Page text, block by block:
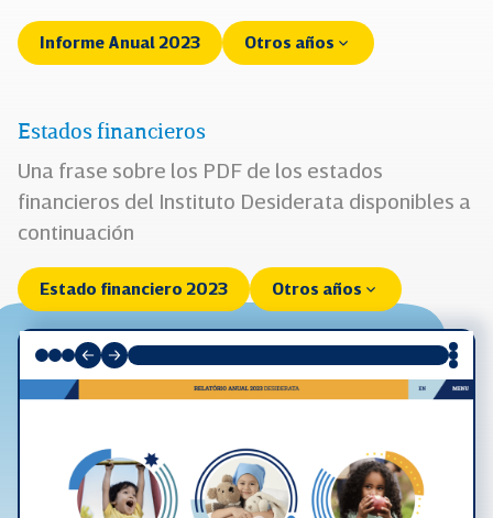
Informe Anual 2023 Otros años
Estados financieros
Una frase sobre los PDF de los estados
financieros del Instituto Desiderata disponibles a
continuación
Estado financiero 2023 Otros años